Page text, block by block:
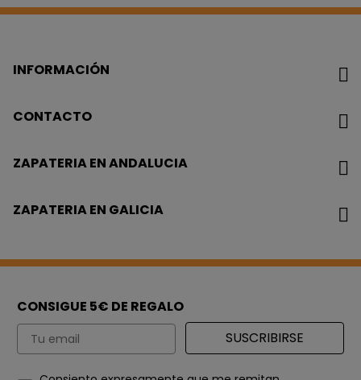
INFORMACIÓN
CONTACTO
ZAPATERIA EN ANDALUCIA
ZAPATERIA EN GALICIA
CONSIGUE 5€ DE REGALO
Email SUSCRIBIRSE